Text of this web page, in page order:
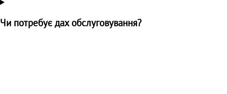
Чи потребує дах обслуговування?